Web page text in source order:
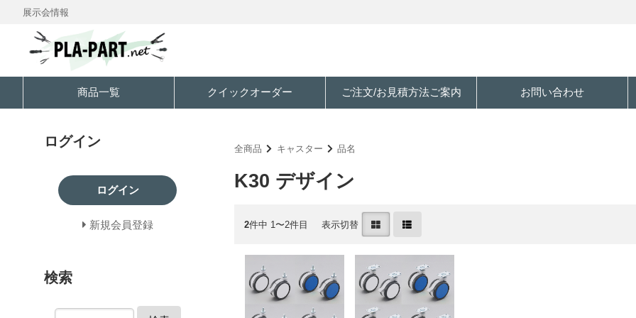
展示会情報
商品一覧 クイックオーダー ご注文/お見積方法ご案内 お問い合わせ
全商品 キャスター 品名
K30 デザイン
2件中 1〜2件目 表示切替
ログイン
ログイン
新規会員登録
検索